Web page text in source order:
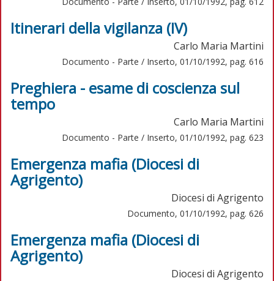
Itinerari della vigilanza (IV)
Carlo Maria Martini
Documento - Parte / Inserto, 01/10/1992, pag. 616
Preghiera - esame di coscienza sul
tempo
Carlo Maria Martini
Documento - Parte / Inserto, 01/10/1992, pag. 623
Emergenza mafia (Diocesi di
Agrigento)
Diocesi di Agrigento
Documento, 01/10/1992, pag. 626
Emergenza mafia (Diocesi di
Agrigento)
Diocesi di Agrigento